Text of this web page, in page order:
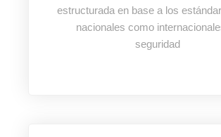
estructurada en base a los
nacionales como
seguridad